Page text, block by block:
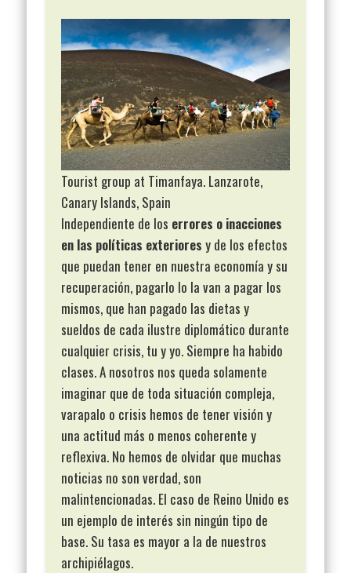
Tourist group at Timanfaya. Lanzarote,
Canary Islands, Spain
Independiente de los errores o inacciones
en las políticas exteriores y de los efectos
que puedan tener en nuestra economía y su
recuperación, pagarlo lo la van a pagar los
mismos, que han pagado las dietas y
sueldos de cada ilustre diplomático durante
cualquier crisis, tu y yo. Siempre ha habido
clases. A nosotros nos queda solamente
imaginar que de toda situación compleja,
varapalo o crisis hemos de tener visión y
una actitud más o menos coherente y
reflexiva. No hemos de olvidar que muchas
noticias no son verdad, son
malintencionadas. El caso de Reino Unido es
un ejemplo de interés sin ningún tipo de
base. Su tasa es mayor a la de nuestros
archipiélagos.